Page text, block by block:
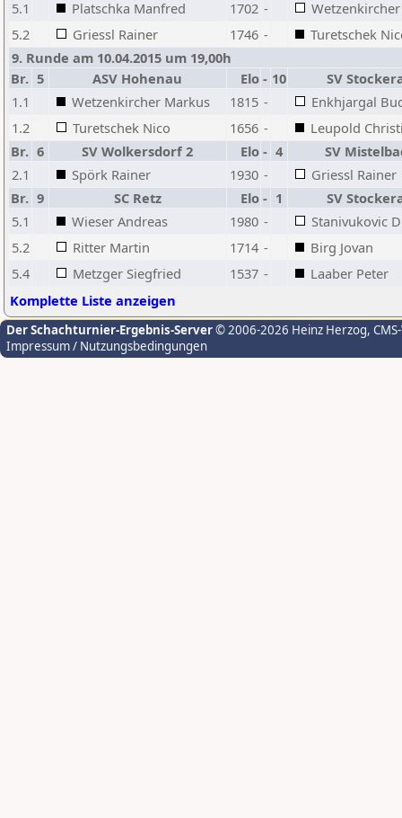
5.1
Platschka Manfred 1702 -
5.2
Griessl Rainer 1746 -
Turetschek
9. Runde am 10.04.2015 um 19,00h
Br. 5 ASV Hohenau Elo - 10
SV
1.1
Wetzenkircher Markus 1815 -
Enkhjargal
1.2
Turetschek Nico 1656 -
Leupold
Br. 6 SV Wolkersdorf 2 Elo - 4
SV
2.1
Spörk Rainer 1930 -
Griessl Rainer
Br. 9 SC Retz Elo - 1
SV
5.1
Wieser Andreas 1980 -
Stanivukovic
5.2
Ritter Martin 1714 -
Birg Jovan
5.4
Metzger Siegfried 1537 -
Laaber Peter
Komplette Liste anzeigen
Der Schachturnier-Ergebnis-Server© 2006-2026 Heinz Herzog,
Impressum / Nutzungsbedingungen